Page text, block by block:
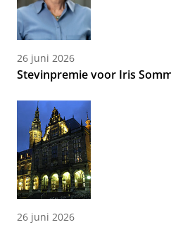
26 juni 2026
Stevinpremie voor Iris
26 juni 2026